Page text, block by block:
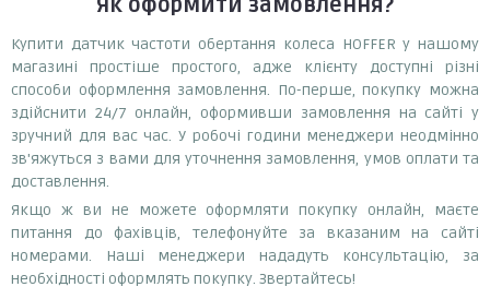
Купити датчик частоти обертання колеса HOFFER у нашому
магазині простіше простого, адже клієнту доступні різні
способи оформлення замовлення. По-перше, покупку можна
здійснити 24/7 онлайн, оформивши замовлення на сайті у
зручний для вас час. У робочі години менеджери неодмінно
зв'яжуться з вами для уточнення замовлення, умов оплати та
доставлення.
Якщо ж ви не можете оформляти покупку онлайн, маєте
питання до фахівців, телефонуйте за вказаним на сайті
номерами. Наші менеджери нададуть консультацію, за
необхідності оформлять покупку. Звертайтесь!